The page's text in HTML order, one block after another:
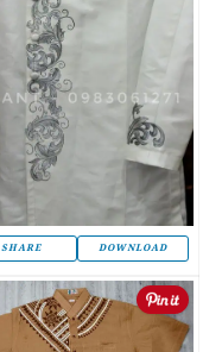
SHARE DOWNLOAD